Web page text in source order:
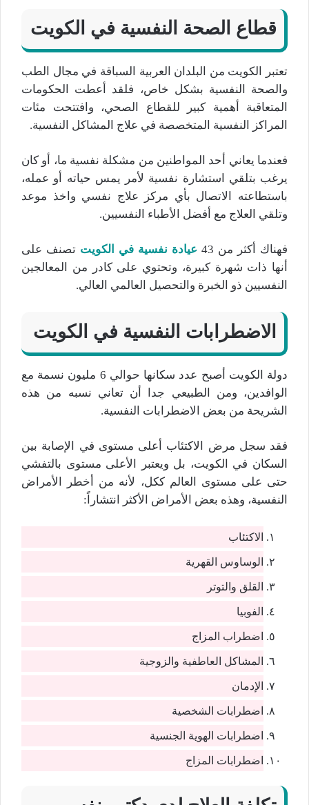
قطاع الصحة النفسية في الكويت
تعتبر الكويت من البلدان العربية السباقة في مجال الطب
والصحة النفسية بشكل خاص، فلقد أعطت الحكومات
المتعاقبة أهمية كبير للقطاع الصحي، وافتتحت مئات
المراكز النفسية المتخصصة في علاج المشاكل النفسية.
فعندما يعاني أحد المواطنين من مشكلة نفسية ما، أو كان
يرغب بتلقي استشارة نفسية لأمر يمس حياته أو عمله،
باستطاعته الاتصال بأي مركز علاج نفسي واخذ موعد
وتلقي العلاج مع أفضل الأطباء النفسيين.
فهناك أكثر من 43 عيادة نفسية في الكويت تصنف على
أنها ذات شهرة كبيرة، وتحتوي على كادر من المعالجين
النفسيين ذو الخبرة والتحصيل العالمي العالي.
الاضطرابات النفسية في الكويت
دولة الكويت أصبح عدد سكانها حوالي 6 مليون نسمة مع
الوافدين، ومن الطبيعي جدا أن تعاني نسبه من هذه
الشريحة من بعض الاضطرابات النفسية.
فقد سجل مرض الاكتئاب أعلى مستوى في الإصابة بين
السكان في الكويت، بل ويعتبر الأعلى مستوى بالتفشي
حتى على مستوى العالم ككل، لأنه من أخطر الأمراض
النفسية، وهذه بعض الأمراض الأكثر انتشاراً:
الاكتئاب
الوساوس القهرية
القلق والتوتر
الفوبيا
اضطراب المزاج
المشاكل العاطفية والزوجية
الإدمان
اضطرابات الشخصية
اضطرابات الهوية الجنسية
اضطرابات المزاج